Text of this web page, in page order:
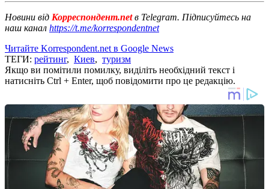
Новини від Корреспондент.netв Telegram. Підписуйтесь на
наш канал https://t.me/korrespondentnet
Читайте Korrespondent.net в Google News
ТЕГИ: рейтинг, Киев, туризм
Якщо ви помітили помилку, виділіть необхідний текст і
натисніть Ctrl + Enter, щоб повідомити про це редакцію.